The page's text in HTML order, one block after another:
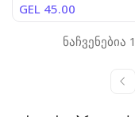
GEL 45.00